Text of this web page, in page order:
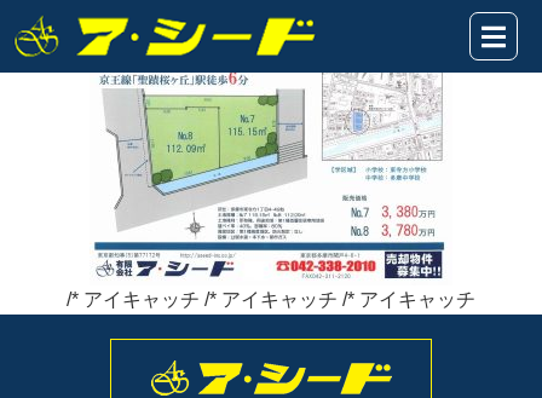
東寺方7.8売地★表題2020.8.24 2020年11月22日
/* アイキャッチ /* アイキャッチ /* アイキャッチ